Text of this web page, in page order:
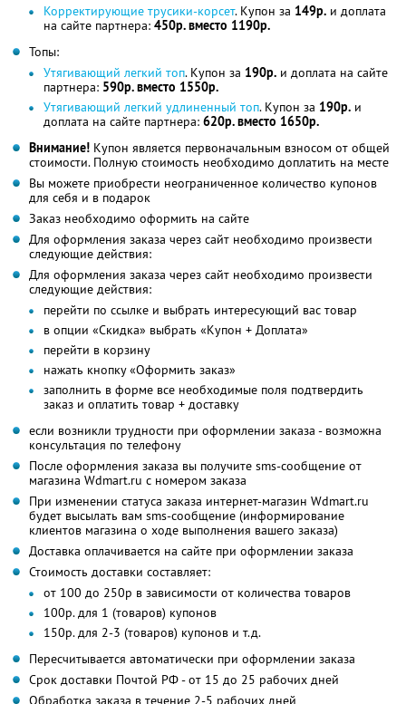
Корректирующие трусики-корсет. Купон за 149р. и доплата
на сайте партнера: 450р. вместо 1190р.
Топы:
Утягивающий легкий топ. Купон за 190р. и доплата на сайте
партнера: 590р. вместо 1550р.
Утягивающий легкий удлиненный топ. Купон за 190р. и
доплата на сайте партнера: 620р. вместо 1650р.
Внимание! Купон является первоначальным взносом от общей
стоимости. Полную стоимость необходимо доплатить на месте
Вы можете приобрести неограниченное количество купонов
для себя и в подарок
Заказ необходимо оформить на сайте
Для оформления заказа через сайт необходимо произвести
следующие действия:
Для оформления заказа через сайт необходимо произвести
следующие действия:
перейти по ссылке и выбрать интересующий вас товар
в опции «Скидка» выбрать «Купон + Доплата»
перейти в корзину
нажать кнопку «Оформить заказ»
заполнить в форме все необходимые поля подтвердить
заказ и оплатить товар + доставку
если возникли трудности при оформлении заказа - возможна
консультация по телефону
После оформления заказа вы получите sms-сообщение от
магазина Wdmart.ru с номером заказа
При изменении статуса заказа интернет-магазин Wdmart.ru
будет высылать вам sms-сообщение (информирование
клиентов магазина о ходе выполнения вашего заказа)
Доставка оплачивается на сайте при оформлении заказа
Стоимость доставки составляет:
от 100 до 250р в зависимости от количества товаров
100р. для 1 (товаров) купонов
150р. для 2-3 (товаров) купонов и т.д.
Пересчитывается автоматически при оформлении заказа
Срок доставки Почтой РФ - от 15 до 25 рабочих дней
Обработка заказа в течение 2-5 рабочих дней